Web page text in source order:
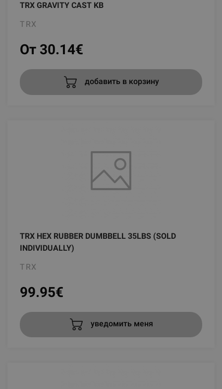
TRX GRAVITY CAST KB
TRX
От 30.14€
добавить в корзину
TRX HEX RUBBER DUMBBELL 35LBS (SOLD
INDIVIDUALLY)
TRX
99.95€
уведомить меня